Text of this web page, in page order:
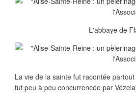
L'abbaye de
La vie de la sainte fut racontée
fut peu à peu concurrencée par